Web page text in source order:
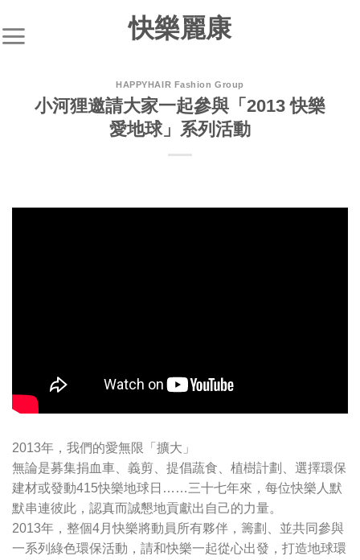
快樂麗康
HAPPYHAIR Fashion Group
小河狸邀請大家一起參與「2013 快樂
愛地球」系列活動
2013年，我們的愛無限「擴大」
無論是募集捐血車、義剪、提倡蔬食、植樹計劃、選擇環保
建材或發動415快樂地球日……三十七年來，每位快樂人默
默串連彼此，認真而誠懇地貢獻出自己的力量。
2013年，整個4月快樂將動員所有夥伴，籌劃、並共同參與
一系列綠色環保活動，請和快樂一起從心出發，打造地球環